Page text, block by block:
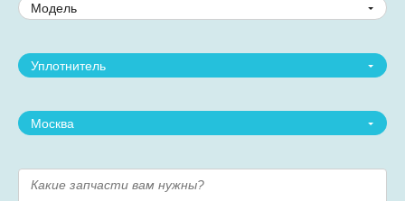
Модель
Уплотнитель
Москва